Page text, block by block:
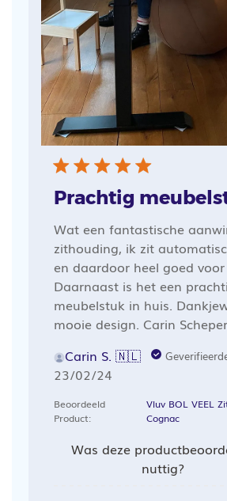
Prachtig
Wat een fantastische
zithouding, ik zit
en daardoor heel goed
Daarnaast is het een
meubelstuk in huis.
mooie design. Carin
Carin S. 🇳🇱
Publicatiedatum
23/02/24
Beoordeeld
Product:
Vluv BOL VEEL
Cognac
Was deze
nuttig?